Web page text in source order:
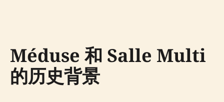
Méduse 和 Salle Multi
的历史背景